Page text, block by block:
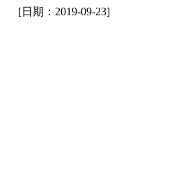
[日期：2019-09-23]